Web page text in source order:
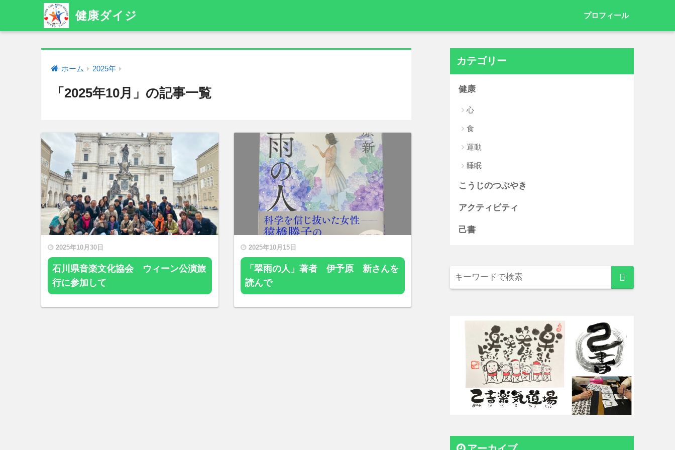
健康ダイジ プロフィール
ホーム 2025年
「2025年10月」の記事一覧
2025年10月30日
石川県音楽文化協会 ウィーン公演旅
行に参加して
2025年10月15日
「翠雨の人」著者 伊予原 新さんを
読んで
カテゴリー
健康
心
食
運動
睡眠
こうじのつぶやき
アクティビティ
己書